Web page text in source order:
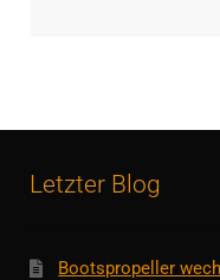
Letzter Blog
Bootspropeller